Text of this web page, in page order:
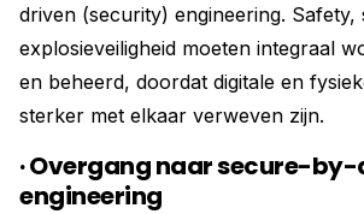
driven (security) engineering. Safety,
explosieveiligheid moeten integraal
en beheerd, doordat digitale en
sterker met elkaar verweven zijn.
· Overgang naar secure-
engineering